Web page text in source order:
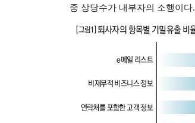
중 상당수가 내부자의 소행이다.